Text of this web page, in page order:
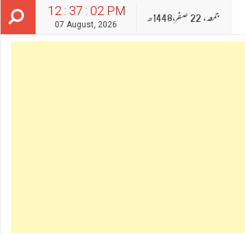
12 : 37 : 04 PM
07 August, 2026
جمعہ‬‮, 22 صفر‬,1448ھ